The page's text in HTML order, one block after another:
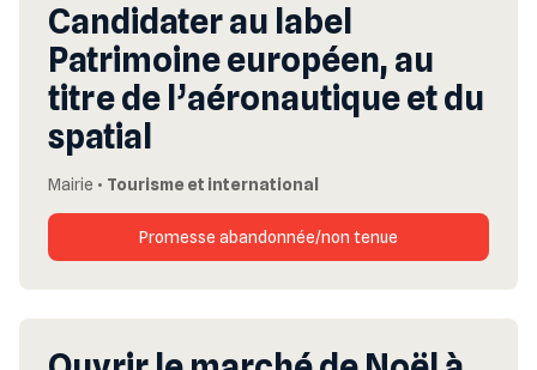
Candidater au label
Patrimoine européen, au
titre de l’aéronautique et du
spatial
Mairie • Tourisme et international
Promesse abandonnée/non tenue